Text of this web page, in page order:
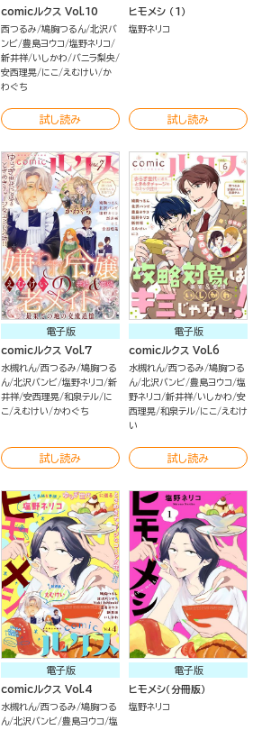
comicルクス Vol.10
西つるみ 鳩胸つるん 北沢バ
ンビ 豊島ヨウコ 塩野ネリコ
新井祥 いしかわ
バニラ梨央
安西理晃 にこ えむけい
か
わぐち
試し読み
ヒモメシ （1）
塩野ネリコ
試し読み
電子版
comicルクス Vol.7
水槻れん 西つるみ 鳩胸つる
ん 北沢バンビ 塩野ネリコ 新
井祥 安西理晃 和泉テル に
こ
えむけい かわぐち
試し読み
電子版
comicルクス Vol.6
水槻れん 西つるみ 鳩胸つる
ん 北沢バンビ 豊島ヨウコ 塩
野ネリコ 新井祥 いしかわ 安
西理晃 和泉テル にこ
えむけ
い
試し読み
電子版
comicルクス Vol.4
水槻れん 西つるみ 鳩胸つる
ん 北沢バンビ 豊島ヨウコ 塩
電子版
ヒモメシ（分冊版）
塩野ネリコ